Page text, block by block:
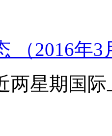
（2016年
两星期国